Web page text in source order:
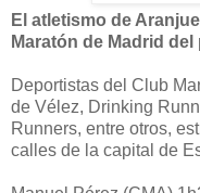
El atletismo de
Maratón de Madrid
Deportistas del Club
de Vélez, Drinking
Runners, entre otros,
calles de la capital de